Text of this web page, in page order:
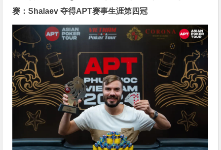
赛：Shalaev 夺得APT赛事生涯第四冠